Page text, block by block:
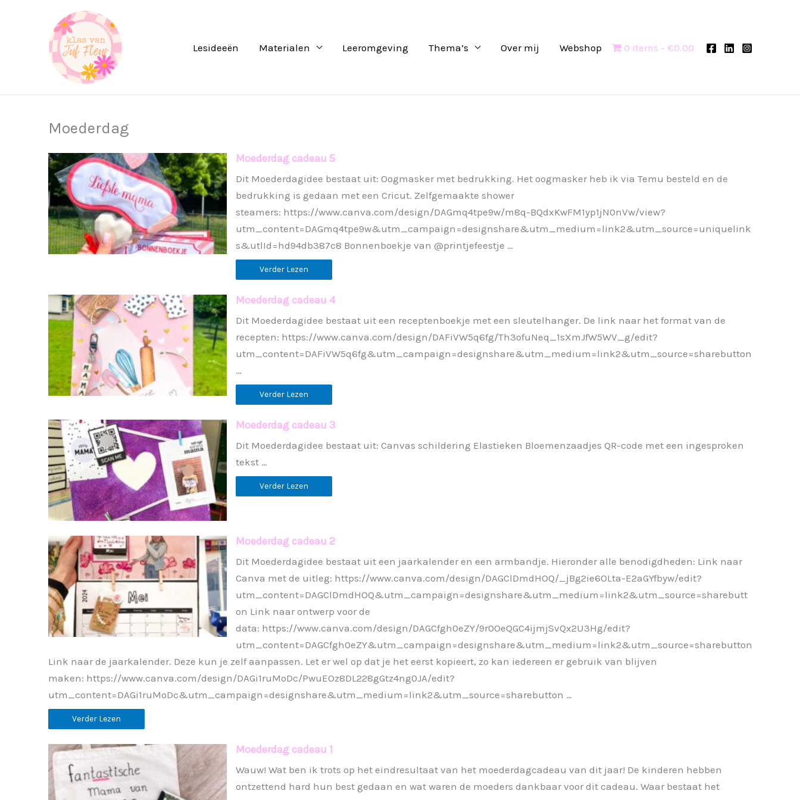
Lesideeën Materialen Leeromgeving Thema’s Over mij Webshop 0 items €0.00
Moederdag
Moederdag cadeau 5
Dit Moederdagidee bestaat uit: Oogmasker met bedrukking. Het oogmasker heb ik via Temu besteld en de
bedrukking is gedaan met een Cricut. Zelfgemaakte shower
steamers: https://www.canva.com/design/DAGmq4tpe9w/m8q-BQdxKwFM1yp1jN0nVw/view?
utm_content=DAGmq4tpe9w&utm_campaign=designshare&utm_medium=link2&utm_source=uniquelink
s&utlId=hd94db387c8 Bonnenboekje van @printjefeestje …
Verder Lezen
Moederdag cadeau 4
Dit Moederdagidee bestaat uit een receptenboekje met een sleutelhanger. De link naar het format van de
recepten: https://www.canva.com/design/DAFiVW5q6fg/Th3ofuNeq_1sXmJfW5WV_g/edit?
utm_content=DAFiVW5q6fg&utm_campaign=designshare&utm_medium=link2&utm_source=sharebutton
…
Verder Lezen
Moederdag cadeau 3
Dit Moederdagidee bestaat uit: Canvas schildering Elastieken Bloemenzaadjes QR-code met een ingesproken
tekst …
Verder Lezen
Moederdag cadeau 2
Dit Moederdagidee bestaat uit een jaarkalender en een armbandje. Hieronder alle benodigdheden: Link naar
Canva met de uitleg: https://www.canva.com/design/DAGClDmdHOQ/_jBg2ie6OLta-E2aGYfbyw/edit?
utm_content=DAGClDmdHOQ&utm_campaign=designshare&utm_medium=link2&utm_source=sharebutt
on Link naar ontwerp voor de
data: https://www.canva.com/design/DAGCfgh0eZY/9r0OeQGC4ijmjSvQx2U3Hg/edit?
utm_content=DAGCfgh0eZY&utm_campaign=designshare&utm_medium=link2&utm_source=sharebutton
Link naar de jaarkalender. Deze kun je zelf aanpassen. Let er wel op dat je het eerst kopieert, zo kan iedereen er gebruik van blijven
maken: https://www.canva.com/design/DAGi1ruMoDc/PwuEOz8DL228gGtz4ng0JA/edit?
utm_content=DAGi1ruMoDc&utm_campaign=designshare&utm_medium=link2&utm_source=sharebutton …
Verder Lezen
Moederdag cadeau 1
Wauw! Wat ben ik trots op het eindresultaat van het moederdagcadeau van dit jaar! De kinderen hebben
ontzettend hard hun best gedaan en wat waren de moeders dankbaar voor dit cadeau. Waar bestaat het